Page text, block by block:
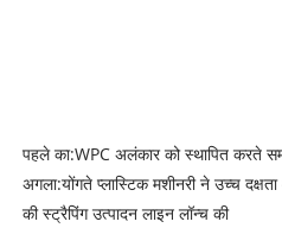
पहले का:WPC अलंकार को स्थापित करते
अगला:योंगते प्लास्टिक मशीनरी ने उच्च
की स्ट्रैपिंग उत्पादन लाइन लॉन्च की